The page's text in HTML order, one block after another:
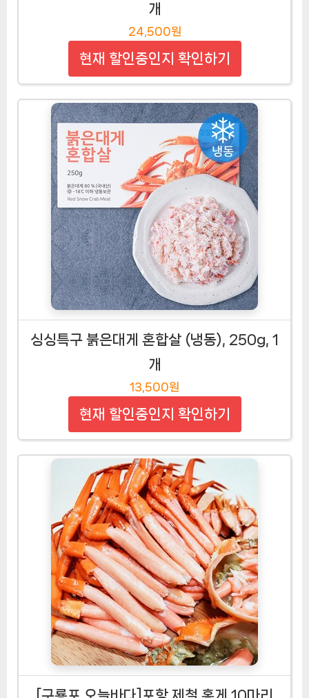
개
24,500원
현재 할인중인지 확인하기
싱싱특구 붉은대게 혼합살 (냉동), 250g, 1
개
13,500원
현재 할인중인지 확인하기